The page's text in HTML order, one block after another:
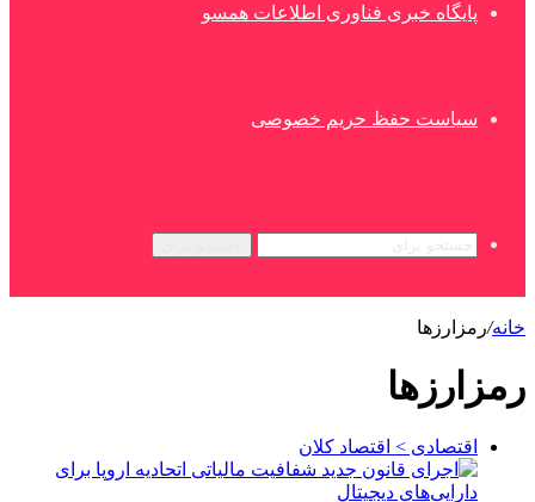
پایگاه خبری فناوری اطلاعات همسو
سیاست حفظ حریم خصوصی
خانه/رمزارزها
رمزارزها
اقتصادی > اقتصاد کلان